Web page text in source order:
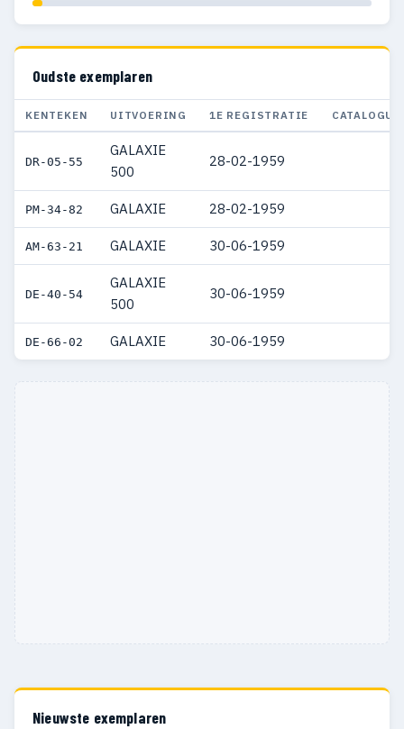
Oudste exemplaren
KENTEKEN UITVOERING 1E REGISTRATIE
DR-05-55
GALAXIE
500
28-02-1959
PM-34-82 GALAXIE 28-02-1959
AM-63-21 GALAXIE 30-06-1959
DE-40-54
GALAXIE
500
30-06-1959
DE-66-02 GALAXIE 30-06-1959
Nieuwste exemplaren